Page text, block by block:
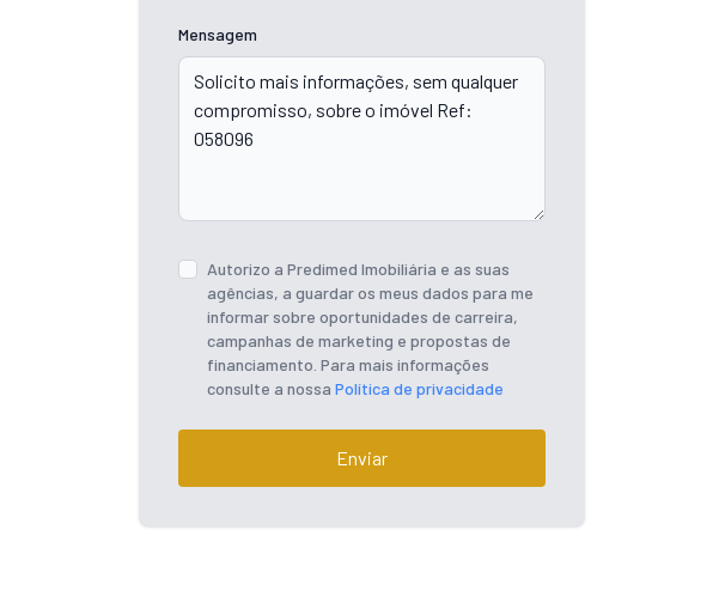
Mensagem
Autorizo a Predimed Imobiliária e as suas
agências, a guardar os meus dados para me
informar sobre oportunidades de carreira,
campanhas de marketing e propostas de
financiamento. Para mais informações
consulte a nossa Política de privacidade
Enviar